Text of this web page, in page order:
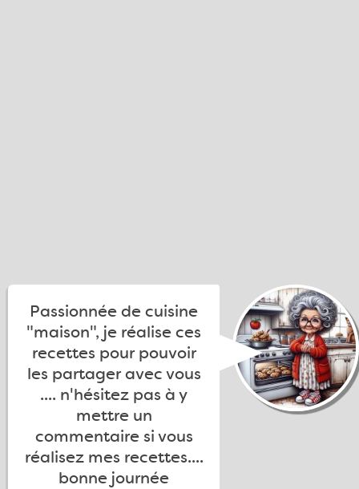
Passionnée de cuisine
"maison", je réalise ces
recettes pour pouvoir
les partager avec vous
.... n'hésitez pas à y
mettre un
commentaire si vous
réalisez mes recettes....
bonne journée